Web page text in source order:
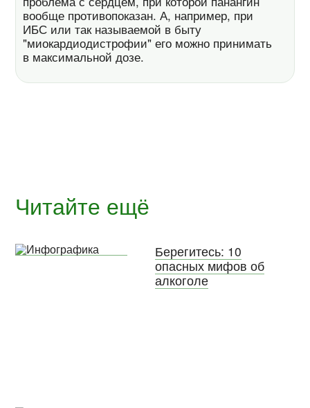
вообще противопоказан. А, например, при
ИБС или так называемой в быту
"миокардиодистрофии" его можно принимать
в максимальной дозе.
Читайте ещё
Берегитесь: 10
опасных мифов об
алкоголе